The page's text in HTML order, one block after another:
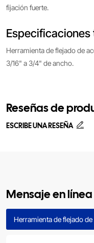
fijación fuerte.
Herramienta de flejado de
3/16" a 3/4" de ancho.
Reseñas de
ESCRIBE UNA RESEÑA
Mensaje en línea